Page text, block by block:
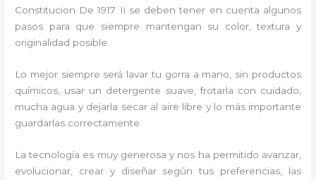
Constitucion De 1917 Ii se deben tener en cuenta algunos
pasos para que siempre mantengan su color, textura y
originalidad posible.
Lo mejor siempre será lavar tu gorra a mano, sin productos
químicos, usar un detergente suave, frotarla con cuidado,
mucha agua y dejarla secar al aire libre y lo más importante
guardarlas correctamente.
La tecnología es muy generosa y nos ha permitido avanzar,
evolucionar, crear y diseñar según tus preferencias, las